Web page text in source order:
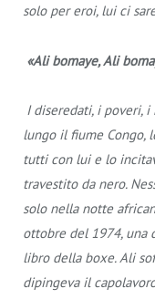
solo per eroi, lui ci
«Ali bomaye, Ali
I diseredati, i poveri,
lungo il fiume Congo,
tutti con lui e lo
travestito da nero.
solo nella notte
ottobre del 1974, una
libro della boxe. Ali
dipingeva il